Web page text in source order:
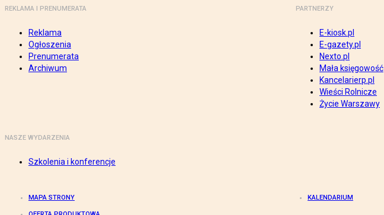
REKLAMA I PRENUMERATA
Reklama
Ogłoszenia
Prenumerata
Archiwum
PARTNERZY
E-kiosk.pl
E-gazety.pl
Nexto.pl
Mała księgowość
Kancelarierp.pl
Wieści Rolnicze
Życie Warszawy
NASZE WYDARZENIA
Szkolenia i konferencje
MAPA STRONY KALENDARIUM